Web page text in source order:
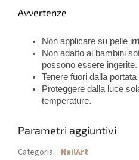
Avvertenze
Non applicare su pelle
Non adatto ai bambini
possono essere ingerite.
Tenere fuori dalla
Proteggere dalla luce
temperature.
Parametri aggiuntivi
Categoria: NailArt